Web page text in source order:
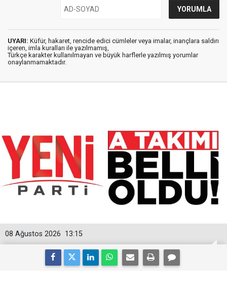
UYARI: Küfür, hakaret, rencide edici cümleler veya imalar, inançlara saldırı
içeren, imla kuralları ile yazılmamış,
Türkçe karakter kullanılmayan ve büyük harflerle yazılmış yorumlar
onaylanmamaktadır.
13:15
08 Ağustos 2026